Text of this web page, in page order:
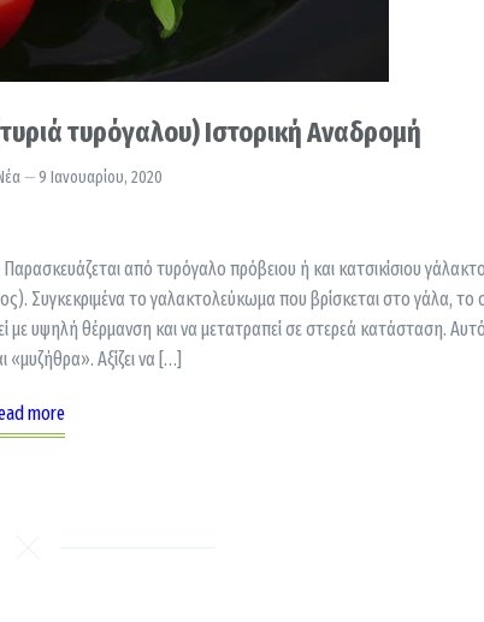
τυρόγαλου) Ιστορική Αναδρομή
9 Ιανουαρίου, 2020
από τυρόγαλο πρόβειου ή και κατσικίσιου
Συγκεκριμένα το γαλακτολεύκωμα που βρίσκεται στο γάλα, το
με υψηλή θέρμανση και να μετατραπεί σε στερεά κατάσταση.
«μυζήθρα». Αξίζει να […]
more